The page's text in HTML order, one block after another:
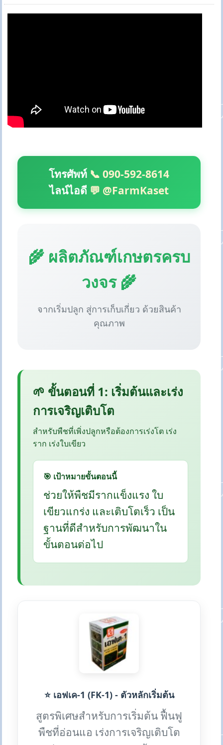
โทรศัพท์ 📞 090-592-8614
ไลน์ไอดี 💬 @FarmKaset
🌾 ผลิตภัณฑ์เกษตรครบ
วงจร 🌾
จากเริ่มปลูก สู่การเก็บเกี่ยว ด้วยสินค้า
คุณภาพ
🌱 ขั้นตอนที่ 1: เริ่มต้นและเร่ง
การเจริญเติบโต
สำหรับพืชที่เพิ่งปลูกหรือต้องการเร่งโต เร่ง
ราก เร่งใบเขียว
🎯 เป้าหมายขั้นตอนนี้
ช่วยให้พืชมีรากแข็งแรง ใบ
เขียวแกร่ง และเติบโตเร็ว เป็น
ฐานที่ดีสำหรับการพัฒนาใน
ขั้นตอนต่อไป
⭐ เอฟเค-1 (FK-1) - ตัวหลักเริ่มต้น
สูตรพิเศษสำหรับการเริ่มต้น ฟื้นฟู
พืชที่อ่อนแอ เร่งการเจริญเติบโต